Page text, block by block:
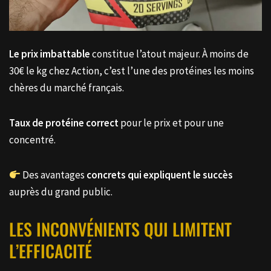
Le prix imbattableconstitue l’atout majeur. À moins de
30€ le kg chez Action, c’est l’une des protéines les moins
chères du marché français.
Taux de protéine correctpour le prix et pour une
concentré.
Des avantages concrets qui expliquent le succès
auprès du grand public.
LES INCONVÉNIENTS QUI LIMITENT
L’EFFICACITÉ